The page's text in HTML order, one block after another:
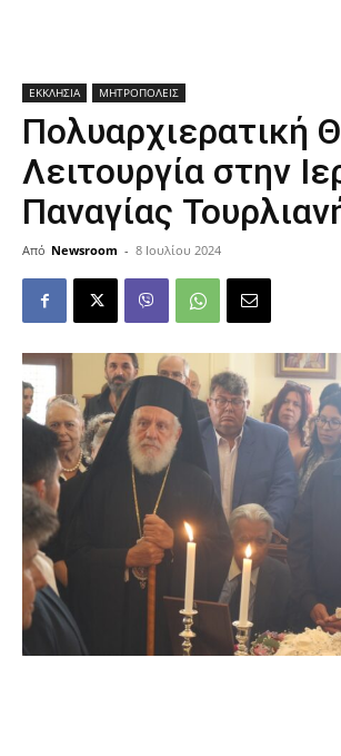
ΕΚΚΛΗΣΙΑ ΜΗΤΡΟΠΟΛΕΙΣ
Πολυαρχιερατική
Λειτουργία στην
Παναγίας
Από Newsroom - 8 Ιουλίου 2024